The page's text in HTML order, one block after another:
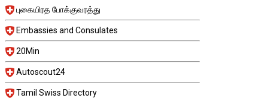
புகையிரத போக்குவரத்து
Embassies and Consulates
20Min
Autoscout24
Tamil Swiss Directory